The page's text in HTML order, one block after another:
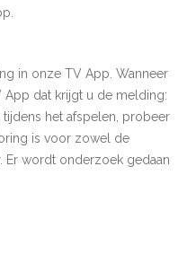
in onze TV App. Wanneer
App dat krijgt u de melding:
tijdens het afspelen, probeer
is voor zowel de
Er wordt onderzoek gedaan